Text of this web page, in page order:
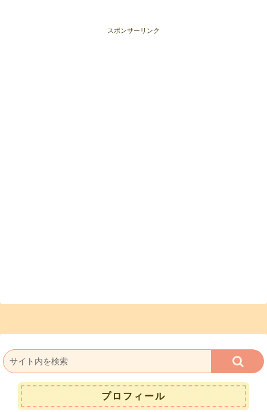
スポンサーリンク
プロフィール